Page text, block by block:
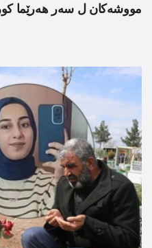
مووشەکان ل سەر ھەرێما